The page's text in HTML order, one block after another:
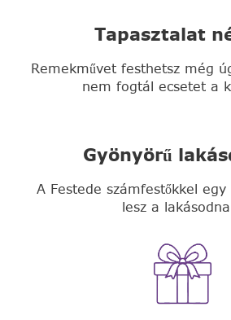
Tapasztalat
Remekművet festhetsz még
nem fogtál ecsetet a
Gyönyörű
A Festede számfestőkkel
lesz a